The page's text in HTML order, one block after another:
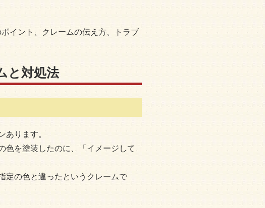
イント、クレームの伝え方、トラブ
と対処法
あります。
色を塗装したのに、「イメージして
定の色と違ったというクレームで